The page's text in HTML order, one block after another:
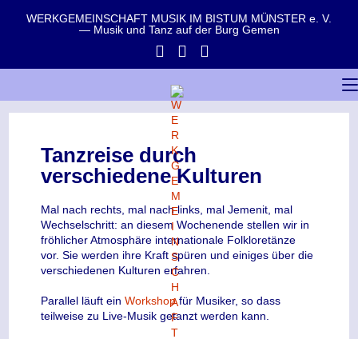
WERKGEMEINSCHAFT MUSIK IM BISTUM MÜNSTER e. V.
— Musik und Tanz auf der Burg Gemen
Tanzreise durch
verschiedene Kulturen
Mal nach rechts, mal nach links, mal Jemenit, mal
Wechselschritt: an diesem Wochenende stellen wir in
fröhlicher Atmosphäre internationale Folkloretänze
vor. Sie werden ihre Kraft spüren und einiges über die
verschiedenen Kulturen erfahren.
Parallel läuft einWorkshopfür Musiker, so dass
teilweise zu Live-Musik getanzt werden kann.